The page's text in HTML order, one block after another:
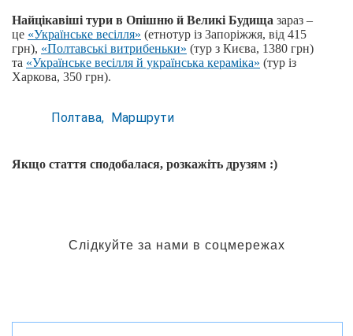
Найцікавіші тури в Опішню й Великі Будища зараз –
це «Українське весілля» (етнотур із Запоріжжя, від 415
грн), «Полтавські витрибеньки» (тур з Києва, 1380 грн)
та «Українське весілля й українська кераміка» (тур із
Харкова, 350 грн).
Полтава Маршрути
Якщо стаття сподобалася, розкажіть друзям :)
Слідкуйте за нами в соцмережах